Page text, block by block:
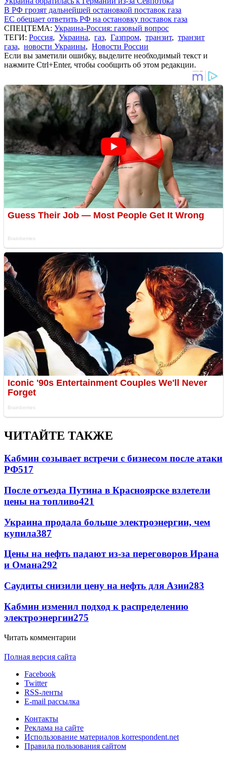
В РФ грозят дальнейшей остановкой поставок газа
ЕС обещает ответить РФ на остановку поставок газа
СПЕЦТЕМА: Украина-Россия: газовый вопрос
ТЕГИ: Россия, Украина, газ, Газпром, транзит, транзит
газа, новости Украины, Новости России
Если вы заметили ошибку, выделите необходимый текст и
нажмите Ctrl+Enter, чтобы сообщить об этом редакции.
ЧИТАЙТЕ ТАКЖЕ
Кабмин созывает встречи с бизнесом после атаки
РФ517
После отъезда Путина в Красноярске взлетели
цены на топливо421
Украина продала больше электроэнергии, чем
купила387
Цены на нефть падают из-за переговоров Ирана
и Омана292
Саудиты снизили цену на нефть для Азии283
Кабмин изменил подход к распределению
электроэнергии275
Читать комментарии
Полная версия сайта
Facebook
Twitter
RSS-ленты
E-mail рассылка
Контакты
Реклама на сайте
Использование материалов korrespondent.net
Правила пользования сайтом